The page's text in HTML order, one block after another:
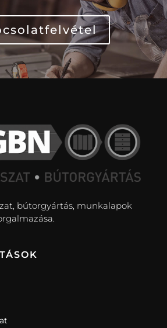
bútorgyártás, munkalapok